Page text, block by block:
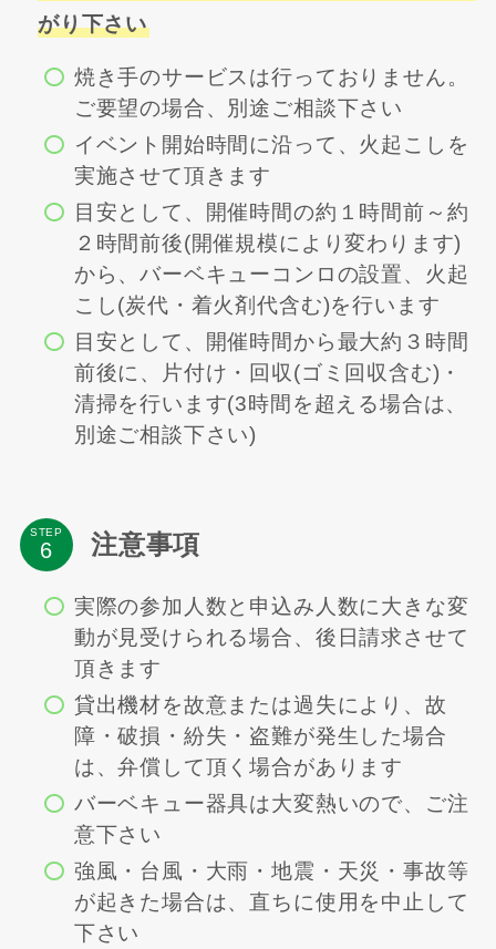
がり下さい
焼き手のサービスは行っておりません。
ご要望の場合、別途ご相談下さい
イベント開始時間に沿って、火起こしを
実施させて頂きます
目安として、開催時間の約１時間前～約
２時間前後(開催規模により変わります)
から、バーベキューコンロの設置、火起
こし(炭代・着火剤代含む)を行います
目安として、開催時間から最大約３時間
前後に、片付け・回収(ゴミ回収含む)・
清掃を行います(3時間を超える場合は、
別途ご相談下さい)
STEP 注意事項
実際の参加人数と申込み人数に大きな変
動が見受けられる場合、後日請求させて
頂きます
貸出機材を故意または過失により、故
障・破損・紛失・盗難が発生した場合
は、弁償して頂く場合があります
バーベキュー器具は大変熱いので、ご注
意下さい
強風・台風・大雨・地震・天災・事故等
が起きた場合は、直ちに使用を中止して
下さい